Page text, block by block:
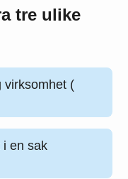
tre ulike
virksomhet (
i en sak